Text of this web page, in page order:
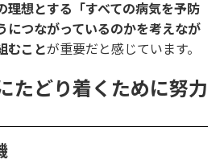
理想とする「すべての病気を予防
につながっているのかを考えなが
むことが重要だと感じています。
たどり着くために努力